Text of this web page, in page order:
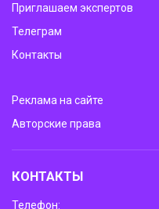
Приглашаем экспертов
Телеграм
Контакты
Реклама на сайте
Авторские права
КОНТАКТЫ
Телефон: